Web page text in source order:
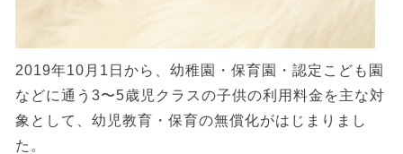
2019年10月1日から、幼稚園・保育園・認定こども園
などに通う3〜5歳児クラスの子供の利用料金を主な対
象として、幼児教育・保育の無償化がはじまりまし
た。